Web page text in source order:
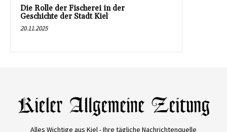
Die Rolle der Fischerei in der
Geschichte der Stadt Kiel
20.11.2025
Alles Wichtige aus Kiel - Ihre tägliche Nachrichtenquelle